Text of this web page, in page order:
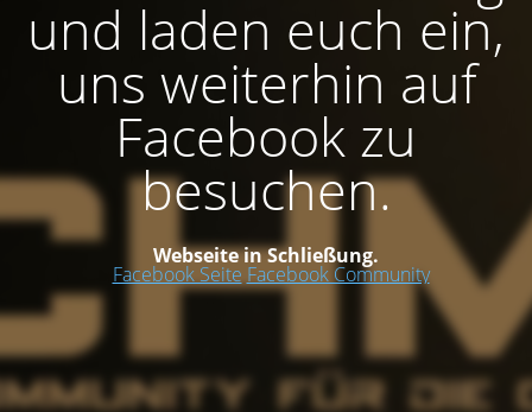
und laden euch ein,
uns weiterhin auf
Facebook zu
besuchen.
Webseite in Schließung.
Facebook Seite Facebook Community